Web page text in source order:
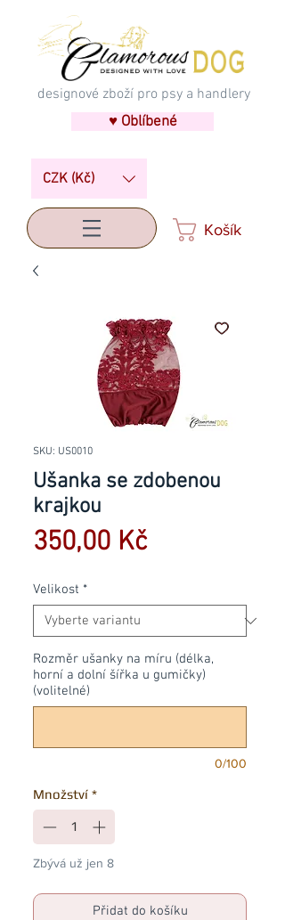
designové zboží pro psy a handlery
♥ Oblíbené
CZK (Kč)
Košík
SKU: US0010
Ušanka se zdobenou
krajkou
350,00 KčCena
Velikost *
Rozměr ušanky na míru (délka,
horní a dolní šířka u gumičky)
(volitelné)
0/100
Množství *
Zbývá už jen 8
Přidat do košíku